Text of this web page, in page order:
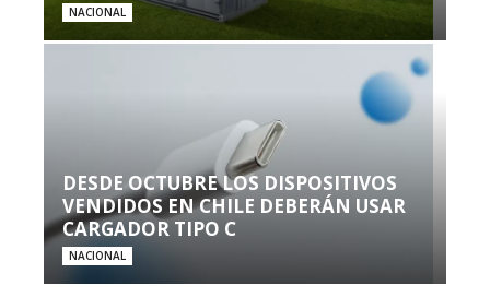
NACIONAL
DESDE OCTUBRE LOS DISPOSITIVOS
VENDIDOS EN CHILE DEBERÁN USAR
CARGADOR TIPO C
NACIONAL